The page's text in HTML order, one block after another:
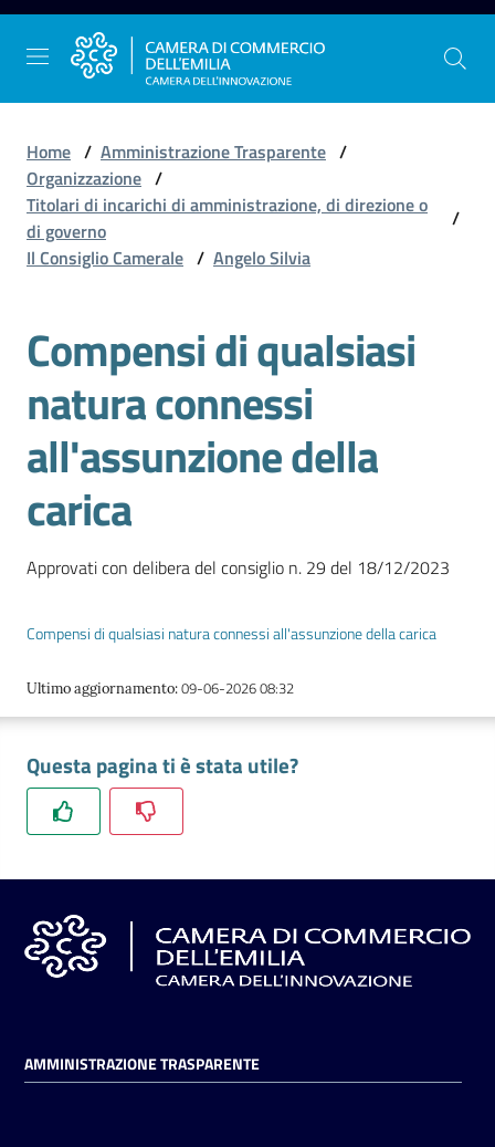
Vai al contenuto
Vai alla navigazione
Vai al footer
La
Camera
dell'Emilia
Gestire
l'impresa
Promuovere
l'impresa
e
il
territorio
Tutelare
l'Impresa
e
il
Consumatore
digitale
Prenotazioni
on line
Home / Amministrazione Trasparente /
Organizzazione /
Titolari di incarichi di amministrazione, di direzione o
di governo
/
Il Consiglio Camerale / Angelo Silvia
Compensi di qualsiasi
natura connessi
all'assunzione della
carica
Approvati con delibera del consiglio n. 29 del 18/12/2023
Compensi di qualsiasi natura connessi all'assunzione della carica
Ultimo aggiornamento:09-06-2026 08:32
Questa pagina ti è stata utile?
AMMINISTRAZIONE TRASPARENTE